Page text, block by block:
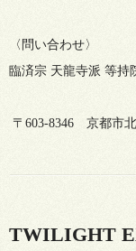
〈問い合わせ〉
臨済宗 天龍寺派 等持
〒603-8346 京都市
TWILIGHT